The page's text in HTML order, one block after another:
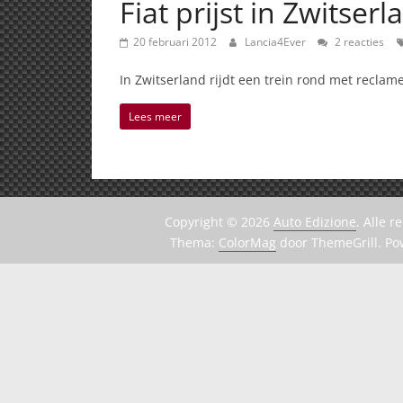
Fiat prijst in
20 februari 2012 Lancia4Ever 2 reacties
In Zwitserland rijdt een trein rond met
Lees meer
Copyright © 2026 Auto Edizione. Alle
Thema: ColorMag door ThemeGrill.